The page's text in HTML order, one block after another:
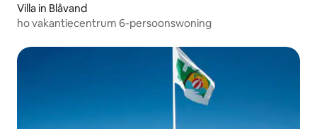
Villa in Blåvand
ho vakantiecentrum 6-persoonswoning